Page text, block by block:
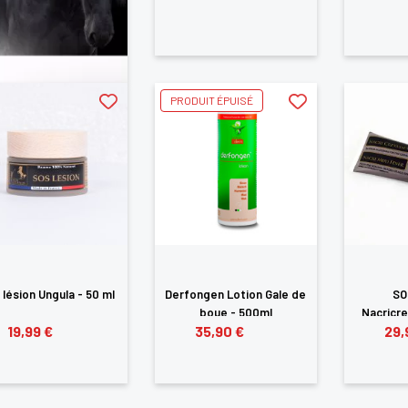
lésion Ungula - 50 ml
19,99 €
Derfongen Lotion Gale de
boue - 500ml
35,90 €
PRODUIT ÉPUISÉ
devez être connecté pour enregistrer des produits dans votre
SE CONNECTER